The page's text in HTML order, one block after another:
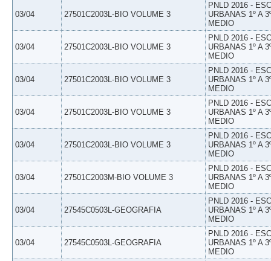
03/04 27501C2003L-BIO VOLUME 3
PNLD 2016 -
URBANAS 1º A
MEDIO
03/04 27501C2003L-BIO VOLUME 3
PNLD 2016 -
URBANAS 1º A
MEDIO
03/04 27501C2003L-BIO VOLUME 3
PNLD 2016 -
URBANAS 1º A
MEDIO
03/04 27501C2003L-BIO VOLUME 3
PNLD 2016 -
URBANAS 1º A
MEDIO
03/04 27501C2003L-BIO VOLUME 3
PNLD 2016 -
URBANAS 1º A
MEDIO
03/04 27501C2003M-BIO VOLUME 3
PNLD 2016 -
URBANAS 1º A
MEDIO
03/04 27545C0503L-GEOGRAFIA
PNLD 2016 -
URBANAS 1º A
MEDIO
03/04 27545C0503L-GEOGRAFIA
PNLD 2016 -
URBANAS 1º A
MEDIO